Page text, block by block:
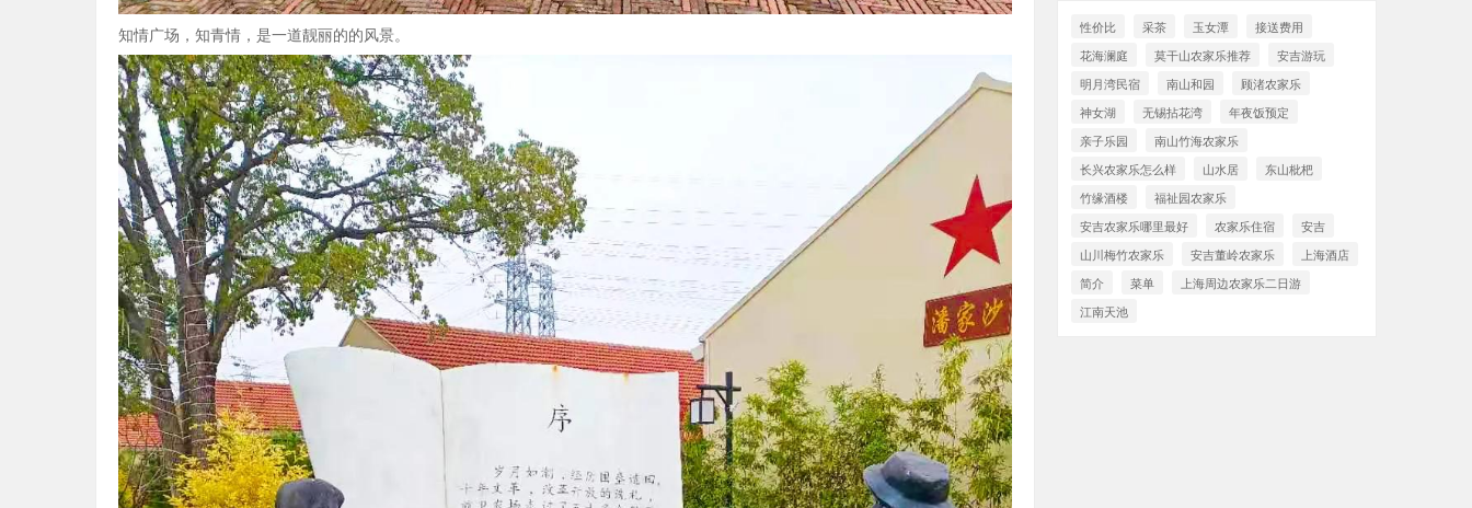
知情广场，知青情，是一道靓丽的的风景。 性价比 采茶 玉女潭
接送费用
花海澜庭
莫干山农家乐推荐
安吉游玩
明月湾民宿
南山和园
顾渚农家乐
神女湖
无锡拈花湾
年夜饭预定
亲子乐园
南山竹海农家乐
长兴农家乐怎么样
山水居
东山枇杷
竹缘酒楼
福祉园农家乐
安吉农家乐哪里最好
农家乐住宿
安吉
山川梅竹农家乐
安吉董岭农家乐
上海酒店
简介
菜单
上海周边农家乐二日游
江南天池